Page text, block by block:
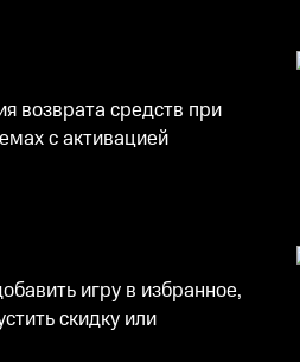
возврата средств при
с активацией
игру в избранное,
скидку или